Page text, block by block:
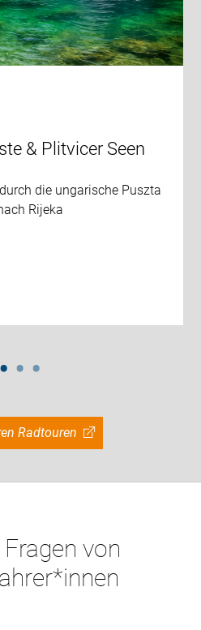
& Plitvicer Seen
die ungarische Puszta
Rijeka
Radtouren
von